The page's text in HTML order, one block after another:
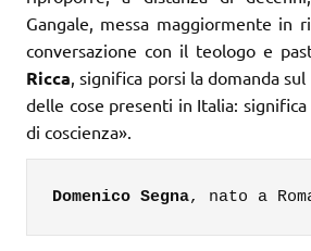
Gangale, messa maggiormente in
conversazione con il teologo e
Ricca, significa porsi la domanda
delle cose presenti in Italia:
di coscienza».
Domenico Segna, nato a